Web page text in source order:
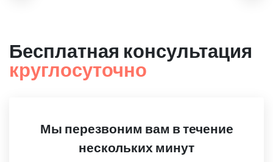
Бесплатная консультация
круглосуточно
Мы перезвоним вам в течение
нескольких минут